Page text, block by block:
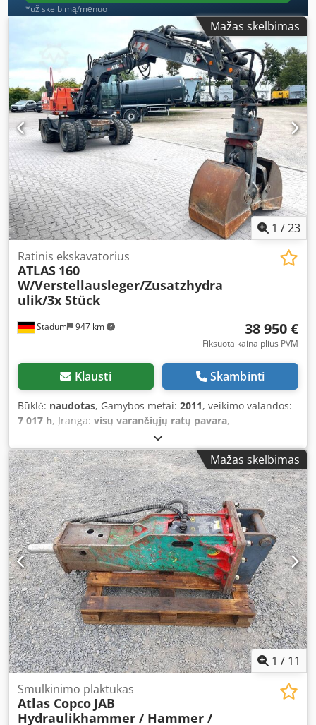
*už skelbimą/mėnuo
Mažas skelbimas
1 /23
Stadum 947 km
Ratinis ekskavatorius
ATLAS 160
W/Verstellausleger/Zusatzhydra
ulik/3x Stück
38 950 €
Fiksuota kaina plius PVM
Klausti Skambinti
Būklė: naudotas, Gamybos metai: 2011, veikimo valandos:
7 017 h, Įranga: visų varančiųjų ratų pavara,
Mažas skelbimas
1 / 11
Smulkinimo plaktukas
Atlas Copco JAB
Hydraulikhammer / Hammer /